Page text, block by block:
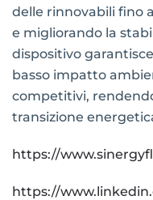
delle rinnovabili fino
e migliorando la
dispositivo
basso impatto
competitivi,
transizione
https://
https://